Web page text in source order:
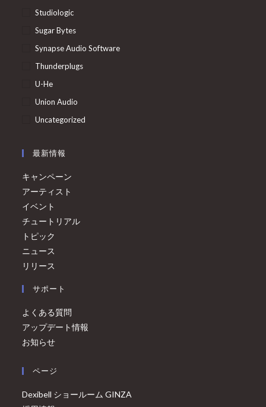
Studiologic
Sugar Bytes
Synapse Audio Software
Thunderplugs
U-He
Union Audio
Uncategorized
最新情報
キャンペーン
アーティスト
イベント
チュートリアル
トピック
ニュース
リリース
サポート
よくある質問
アップデート情報
お知らせ
ページ
Dexibell ショールーム GINZA